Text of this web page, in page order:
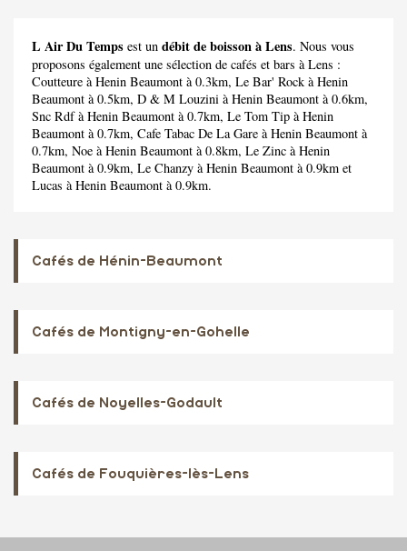
L Air Du Temps est un débit de boisson à Lens. Nous vous
proposons également une sélection de cafés et bars à Lens :
Coutteure à Henin Beaumont à 0.3km, Le Bar' Rock à Henin
Beaumont à 0.5km, D & M Louzini à Henin Beaumont à 0.6km,
Snc Rdfà Henin Beaumont à 0.7km, Le Tom Tip à Henin
Beaumont à 0.7km, Cafe Tabac De La Gare à Henin Beaumont à
0.7km, Noe à Henin Beaumont à 0.8km, Le Zinc à Henin
Beaumont à 0.9km, Le Chanzy à Henin Beaumont à 0.9km et
Lucas à Henin Beaumont à 0.9km.
Cafés de Hénin-Beaumont
Cafés de Montigny-en-Gohelle
Cafés de Noyelles-Godault
Cafés de Fouquières-lès-Lens